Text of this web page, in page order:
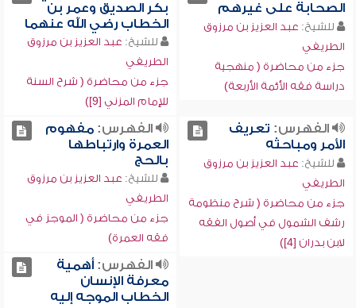
الصحابة على غيرهم
للشيخ: عبد العزيز بن مرزوق
الطريفي
جزء من محاضرة ( منهجية
دراسة فقه الأئمة الأربعة)
بكر الصديق وعمر بن
الخطاب رضي الله عنهما
للشيخ: عبد العزيز بن مرزوق
الطريفي
جزء من محاضرة ( شرح السنة
للإمام المزني [9])
الفهرس: تعريف
الأمر ومباحثه
للشيخ: عبد العزيز بن مرزوق
الطريفي
جزء من محاضرة ( شرح منظومة
رشف الشمول في أصول الفقه
لابن بدران [4])
الفهرس:مفهوم
العمرة وارتباطها
بالحج
للشيخ: عبد العزيز بن مرزوق
الطريفي
جزء من محاضرة ( الموجز في
فقه العمرة)
الفهرس:أهمية
معرفة الإنسان
الخطاب الموجه إليه